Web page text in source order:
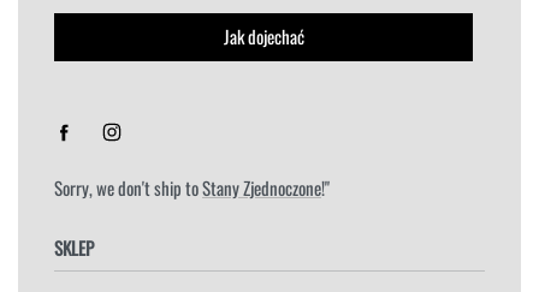
Jak dojechać
Sorry, we don't ship toStany Zjednoczone!"
SKLEP